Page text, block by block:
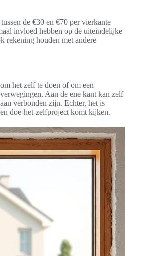
de €30 en €70 per vierkante
invloed hebben op de uiteindelijke
rekening houden met andere
het zelf te doen of om een
Aan de ene kant kan zelf
verbonden zijn. Echter, het is
doe-het-zelfproject komt kijken.